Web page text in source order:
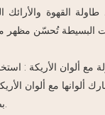
القهوة والأرائك
مع ألوان الأريكة :
ألوانها مع ألوان